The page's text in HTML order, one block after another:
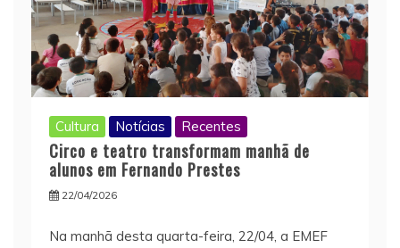
Cultura Notícias Recentes
Circo e teatro transformam manhã de
alunos em Fernando Prestes
22/04/2026
Na manhã desta quarta-feira, 22/04, a EMEF